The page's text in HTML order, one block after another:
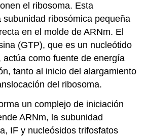
el ribosoma. Esta
subunidad ribosómica pequeña
en el molde de ARNm. El
(GTP), que es un nucleótido
actúa como fuente de energía
tanto al inicio del alargamiento
del ribosoma.
un complejo de iniciación
ARNm, la subunidad
IF y nucleósidos trifosfatos